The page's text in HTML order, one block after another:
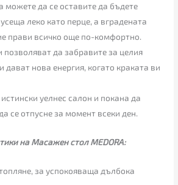
можете да се оставите да бъдете
леко като перце, а вградената
прави всичко още по-комфортно.
позволяват да забравите за целия
дават нова енергия, когато краката ви
уелнес салон и покана да
се отпусне за момент всеки ден.
на Масажен стол MEDORA:
за успокояваща дълбока